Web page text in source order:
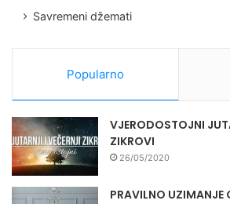
Savremeni džemati
Popularno
VJERODOSTOJNI
ZIKROVI
26/05/2020
PRAVILNO UZIMANJE